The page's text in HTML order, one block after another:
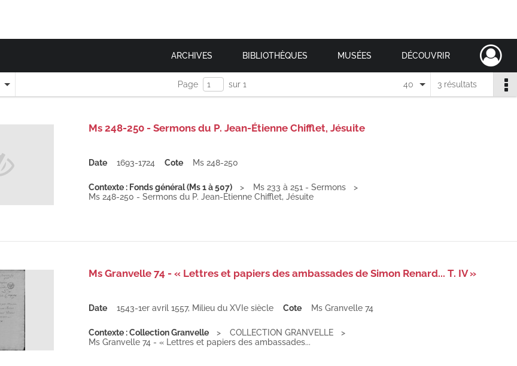
ARCHIVES BIBLIOTHÈQUES MUSÉES DÉCOUVRIR
Page sur 1 3 résultats
40
Ms 248-250 - Sermons du P. Jean-Étienne Chifflet, Jésuite
Date 1693-1724 Cote Ms 248-250
Contexte : Fonds général (Ms 1 à 507)
Ms 233 à 251 - Sermons
Ms 248-250 - Sermons du P. Jean-Étienne Chifflet, Jésuite
Ms Granvelle 74 - « Lettres et papiers des ambassades de Simon Renard... T. IV »
Date 1543-1er avril 1557, Milieu du XVIe siècle Cote Ms Granvelle 74
Contexte : Collection Granvelle
COLLECTION GRANVELLE
Ms Granvelle 74 - « Lettres et papiers des ambassades...